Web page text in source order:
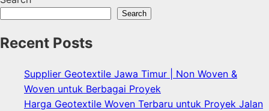
Search
Recent Posts
Supplier Geotextile Jawa Timur | Non Woven &
Woven untuk Berbagai Proyek
Harga Geotextile Woven Terbaru untuk Proyek Jalan